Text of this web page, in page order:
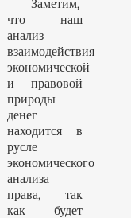
Заметим,
что наш
анализ
взаимодействия
экономической
и правовой
природы
денег
находится в
русле
экономического
анализа
права, так
как будет